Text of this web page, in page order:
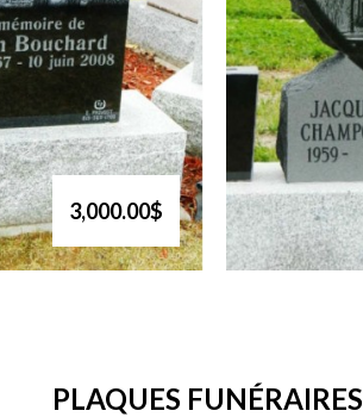
3,000.00$
PLAQUES FUNÉRAIRES